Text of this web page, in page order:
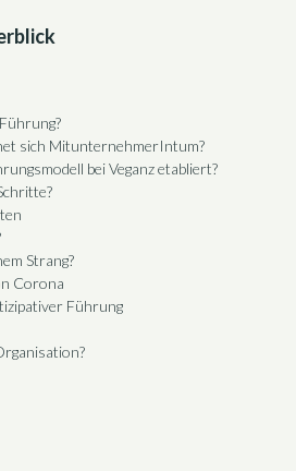
sich MitunternehmerIntum?
bei Veganz etabliert?
Strang?
Corona
Führung